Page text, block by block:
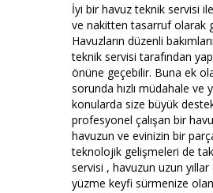
İyi bir havuz teknik servisi
ve nakitten tasarruf olarak
Havuzların düzenli
teknik servisi tarafından
önüne geçebilir. Buna ek
sorunda hızlı müdahale ve
konularda size büyük destek
profesyonel çalışan bir
havuzun ve evinizin bir
teknolojik gelişmeleri de
servisi , havuzun uzun
yüzme keyfi sürmenize